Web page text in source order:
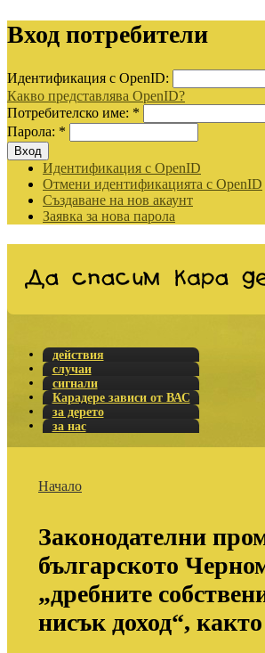
Вход потребители
Идентификация с OpenID:
Какво представлява OpenID?
Потребителско име: *
Парола: *
Идентификация с OpenID
Отмени идентификацията с OpenID
Създаване на нов акаунт
Заявка за нова парола
действия
случаи
сигнали
Карадере зависи от ВАС
за дерето
за нас
Начало
Законодателни
българското
„дребните
нисък доход“,